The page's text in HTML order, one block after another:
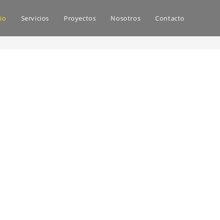
Servicios Proyectos Nosotros Contacto